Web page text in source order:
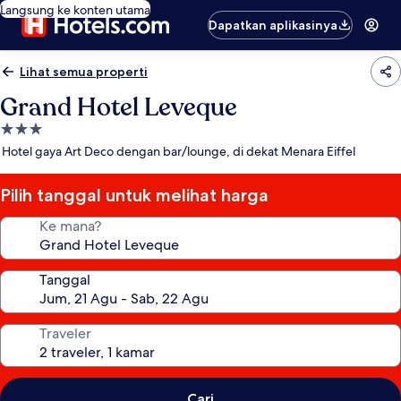
Langsung ke konten utama
Dapatkan aplikasinya
Lihat semua properti
Grand Hotel Leveque
Properti
bintang
Hotel gaya Art Deco dengan bar/lounge, di dekat Menara Eiffel
Pilih tanggal untuk melihat harga
Ke mana?
Tanggal
Traveler